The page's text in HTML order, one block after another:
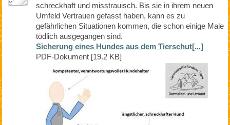
schreckhaft und misstrauisch. Bis sie in ihrem neuen
Umfeld Vertrauen gefasst haben, kann es zu
gefährlichen Situationen kommen, die schon einige Male
tödlich ausgegangen sind.
Sicherung eines Hundes aus dem Tierschut[...]
PDF-Dokument [19.2 KB]